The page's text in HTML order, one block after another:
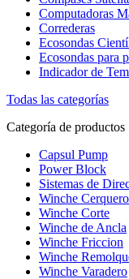
Computadoras
Correderas
Ecosondas
Ecosondas para
Indicador de
Todas las categorías
Categoría de productos
Capsul Pump
Power Block
Sistemas de
Winche Cerquero
Winche Corte
Winche de Ancla
Winche Friccion
Winche
Winche Varadero